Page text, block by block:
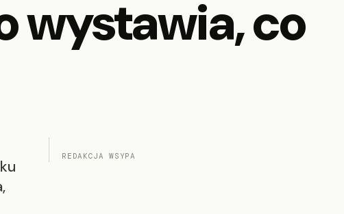
wystawia, co
REDAKCJA WSYPA